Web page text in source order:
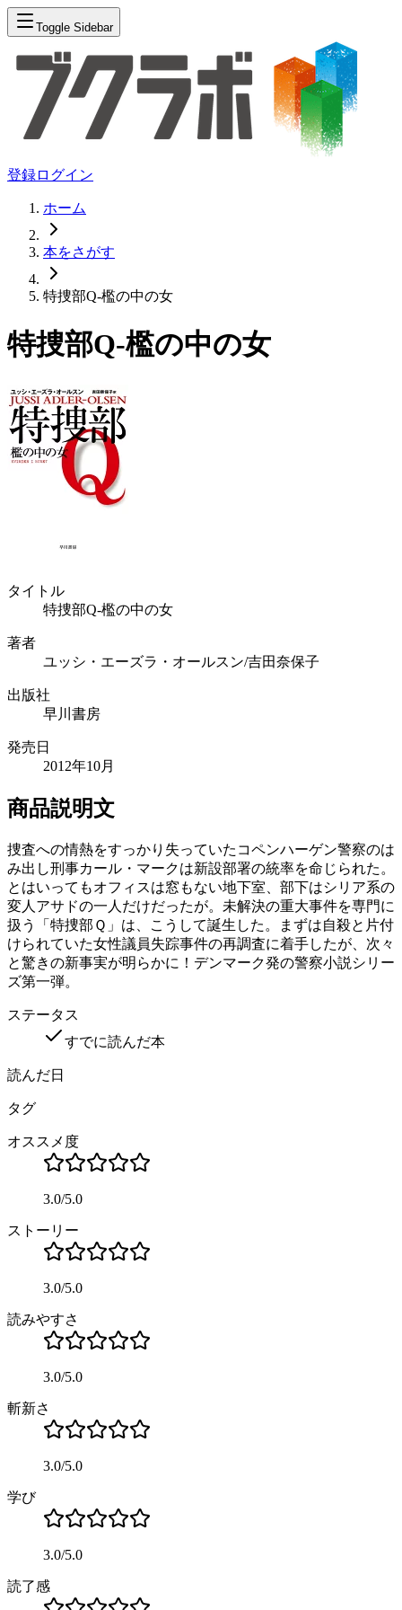
Toggle Sidebar
登録ログイン
ホーム
本をさがす
特捜部Q-檻の中の女
特捜部Q-檻の中の女
タイトル
特捜部Q-檻の中の女
著者
ユッシ・エーズラ・オールスン/吉田奈保子
出版社
早川書房
発売日
2012年10月
商品説明文
捜査への情熱をすっかり失っていたコペンハーゲン警察のは
み出し刑事カール・マークは新設部署の統率を命じられた。
とはいってもオフィスは窓もない地下室、部下はシリア系の
変人アサドの一人だけだったが。未解決の重大事件を専門に
扱う「特捜部Ｑ」は、こうして誕生した。まずは自殺と片付
けられていた女性議員失踪事件の再調査に着手したが、次々
と驚きの新事実が明らかに！デンマーク発の警察小説シリー
ズ第一弾。
ステータス
すでに読んだ本
読んだ日
タグ
オススメ度
3.0/5.0
ストーリー
3.0/5.0
読みやすさ
3.0/5.0
斬新さ
3.0/5.0
学び
3.0/5.0
読了感